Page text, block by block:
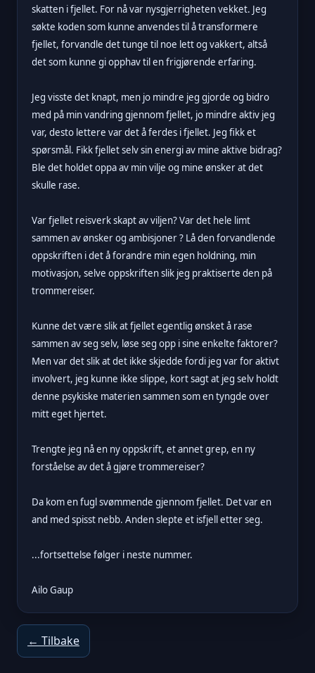
skatten i fjellet. For nå var nysgjerrigheten vekket. Jeg
søkte koden som kunne anvendes til å transformere
fjellet, forvandle det tunge til noe lett og vakkert, altså
det som kunne gi opphav til en frigjørende erfaring.
Jeg visste det knapt, men jo mindre jeg gjorde og bidro
med på min vandring gjennom fjellet, jo mindre aktiv jeg
var, desto lettere var det å ferdes i fjellet. Jeg fikk et
spørsmål. Fikk fjellet selv sin energi av mine aktive bidrag?
Ble det holdet oppa av min vilje og mine ønsker at det
skulle rase.
Var fjellet reisverk skapt av viljen? Var det hele limt
sammen av ønsker og ambisjoner ? Lå den forvandlende
oppskriften i det å forandre min egen holdning, min
motivasjon, selve oppskriften slik jeg praktiserte den på
trommereiser.
Kunne det være slik at fjellet egentlig ønsket å rase
sammen av seg selv, løse seg opp i sine enkelte faktorer?
Men var det slik at det ikke skjedde fordi jeg var for aktivt
involvert, jeg kunne ikke slippe, kort sagt at jeg selv holdt
denne psykiske materien sammen som en tyngde over
mitt eget hjertet.
Trengte jeg nå en ny oppskrift, et annet grep, en ny
forståelse av det å gjøre trommereiser?
Da kom en fugl svømmende gjennom fjellet. Det var en
and med spisst nebb. Anden slepte et isfjell etter seg.
...fortsettelse følger i neste nummer.
Ailo Gaup
← Tilbake